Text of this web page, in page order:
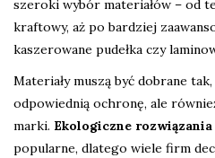
szeroki wybór materiałów – od
kraftowy, aż po bardziej
kaszerowane pudełka czy
Materiały muszą być dobrane
odpowiednią ochronę, ale
marki. Ekologiczne rozwiązania
popularne, dlatego wiele firm